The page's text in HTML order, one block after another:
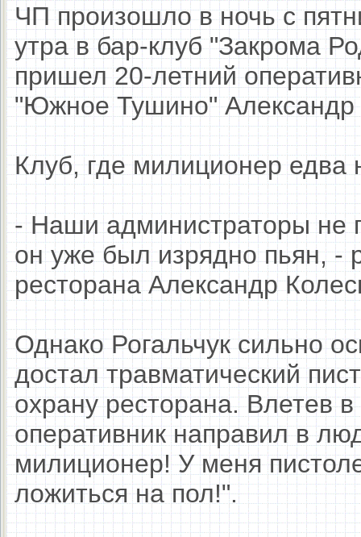
ЧП произошло в ночь с
утра в бар-клуб "Закрома
пришел 20-летний
"Южное Тушино" Александр
Клуб, где милиционер едва
- Наши администраторы не
он уже был изрядно пьян, -
ресторана Александр
Однако Рогальчук сильно
достал травматический
охрану ресторана. Влетев
оперативник направил в
милиционер! У меня
ложиться на пол!".